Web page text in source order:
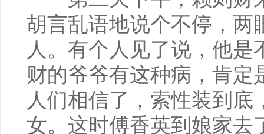
胡言乱语地说个不停，两
人。有个人见了说，他
财的爷爷有这种病，肯定
人们相信了，索性装到
女。这时傅香英到娘家去